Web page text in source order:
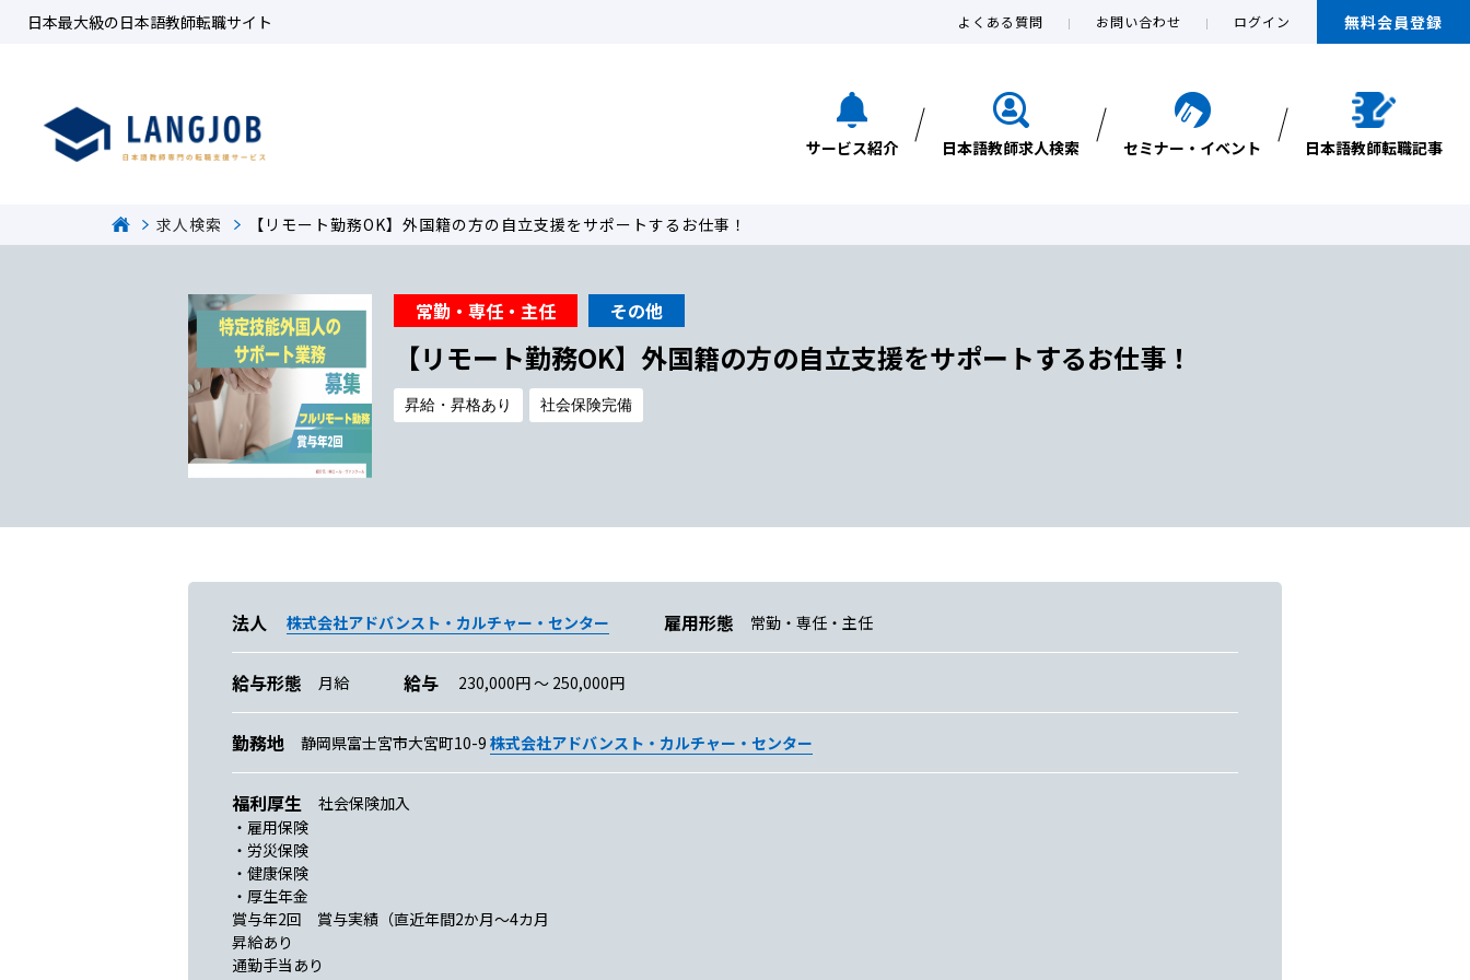
日本最大級の日本語教師転職サイト よくある質問 お問い合わせ ログイン 無料会員登録
サービス紹介 日本語教師求人検索 セミナー・イベント 日本語教師転職記事
求人検索 【リモート勤務OK】外国籍の方の自立支援をサポートするお仕事！
常勤・専任・主任 その他
【リモート勤務OK】外国籍の方の自立支援をサポートするお仕事！
昇給・昇格あり 社会保険完備
法人 株式会社アドバンスト・カルチャー・センター 雇用形態 常勤・専任・主任
給与形態 月給 給与 230,000円 〜 250,000円
勤務地 静岡県富士宮市大宮町10-9 株式会社アドバンスト・カルチャー・センター
福利厚生
社会保険加入
・雇用保険
・労災保険
・健康保険
・厚生年金
賞与年2回 賞与実績（直近年間2か月～4カ月
昇給あり
通勤手当あり